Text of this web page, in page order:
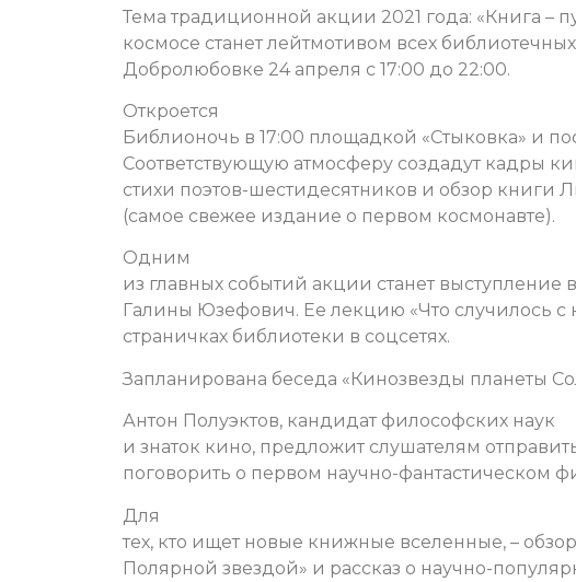
Тема традиционной акции 2021 года: «Книга –
космосе станет лейтмотивом всех
Добролюбовке 24 апреля с 17:00 до 22:00.
Откроется
Библионочь в 17:00 площадкой «Стыковка» и
Соответствующую атмосферу создадут кадры
стихи поэтов-шестидесятников и обзор книги
(самое свежее издание о первом космонавте).
Одним
из главных событий акции станет выступление
Галины Юзефович. Ее лекцию «Что случилось с
страничках библиотеки в соцсетях.
Запланирована беседа «Кинозвезды планеты
Антон Полуэктов, кандидат философских наук
и знаток кино, предложит слушателям
поговорить о первом научно-фантастическом
Для
тех, кто ищет новые книжные вселенные, –
Полярной звездой» и рассказ о научно-